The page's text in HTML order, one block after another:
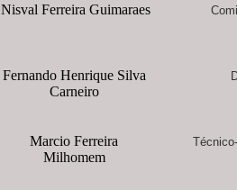
Nisval Ferreira Guimaraes
Fernando Henrique Silva
Carneiro
Marcio Ferreira
Milhomem